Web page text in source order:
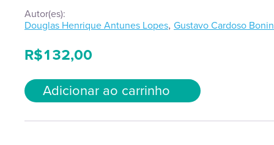
Autor(es):
Douglas Henrique Antunes Lopes, Gustavo Cardoso Bonin
R$132,00
Adicionar ao carrinho